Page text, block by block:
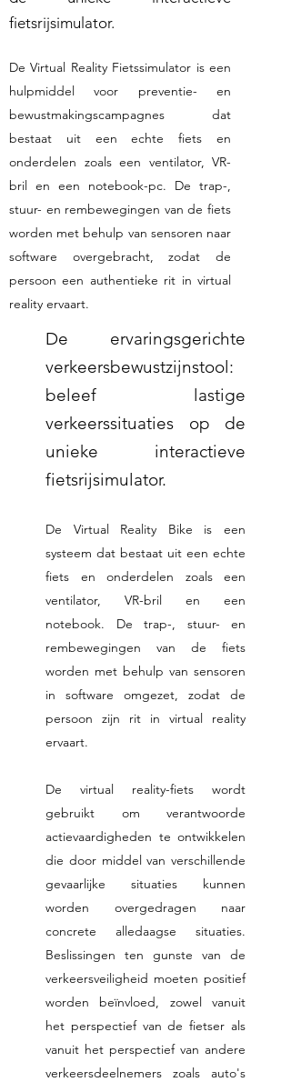
fietsrijsimulator.
De Virtual Reality Fietssimulator is een
hulpmiddel voor preventie- en
bewustmakingscampagnes dat
bestaat uit een echte fiets en
onderdelen zoals een ventilator, VR-
bril en een notebook-pc. De trap-,
stuur- en rembewegingen van de fiets
worden met behulp van sensoren naar
software overgebracht, zodat de
persoon een authentieke rit in virtual
reality ervaart.
De ervaringsgerichte
verkeersbewustzijnstool:
beleef lastige
verkeerssituaties op de
unieke interactieve
fietsrijsimulator.
De Virtual Reality Bike is een
systeem dat bestaat uit een echte
fiets en onderdelen zoals een
ventilator, VR-bril en een
notebook. De trap-, stuur- en
rembewegingen van de fiets
worden met behulp van sensoren
in software omgezet, zodat de
persoon zijn rit in virtual reality
ervaart.
De virtual reality-fiets wordt
gebruikt om verantwoorde
actievaardigheden te ontwikkelen
die door middel van verschillende
gevaarlijke situaties kunnen
worden overgedragen naar
concrete alledaagse situaties.
Beslissingen ten gunste van de
verkeersveiligheid moeten positief
worden beïnvloed, zowel vanuit
het perspectief van de fietser als
vanuit het perspectief van andere
verkeersdeelnemers zoals auto's